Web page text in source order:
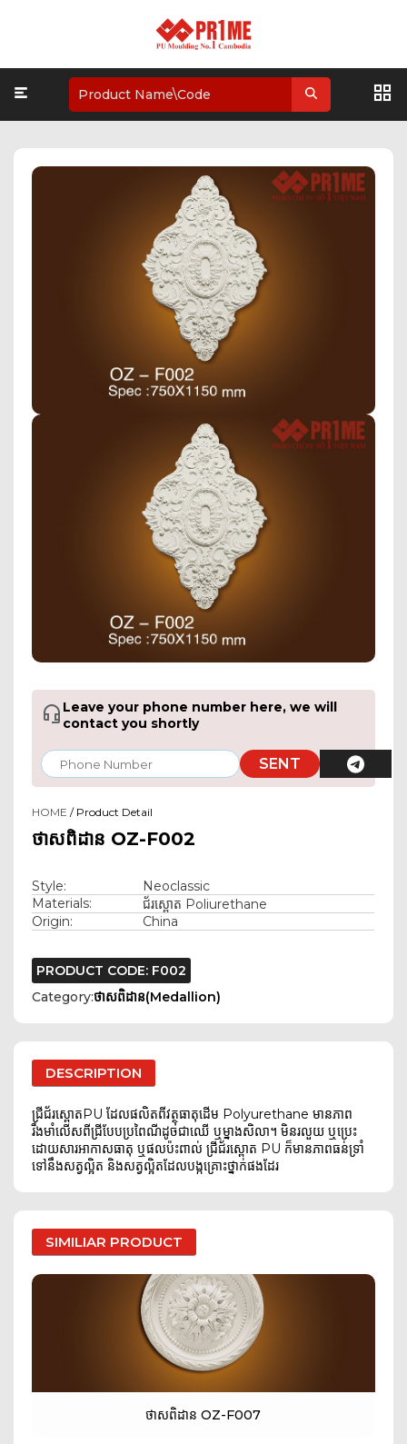
Leave your phone number here, we will
contact you shortly
SENT
HOME / Product Detail
ថាសពិដាន OZ-F002
Style:
Neoclassic
Materials:
ជ័រស្ពោត Poliurethane
Origin:
China
PRODUCT CODE: F002
Category:ថាសពិដាន(Medallion)
DESCRIPTION
ជ្រីជ័រស្ពោតPU ដែលផលិតពីវត្ថុធាតុដើម Polyurethane មានភាព
រឹងមាំលើសពីជ្រីបែបប្រពៃណីដូចជាឈើ ឬម្នាងសិលា។ មិនរលួយ ឬប្រេះ
ដោយសារអាកាសធាតុ ឬផលប៉ះពាល់ ជ្រីជ័រស្ពោត PU ក៏មានភាពធន់ទ្រាំ
ទៅនឹងសត្វល្អិត និងសត្វល្អិតដែលបង្កគ្រោះថ្នាក់ផងដែរ
SIMILIAR PRODUCT
ថាសពិដាន OZ-F007